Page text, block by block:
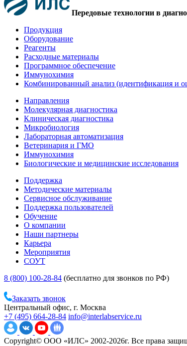
Передовые технологии в
Продукция
Оборудование
Реагенты
Расходные материалы
Программное обеспечение
Иммунохимия
Комбинированный анализ (идентификация и
Направления
Молекулярная диагностика
Клиническая диагностика
Микробиология
Лабораторная автоматизация
Ветеринария и ГМО
Иммунохимия
Биологические и медицинские исследования
Поддержка
Методические материалы
Сервисное обслуживание
Поддержка пользователей
Обучение
О компании
Наши партнеры
Карьера
Мероприятия
СОУТ
8 (800) 100-28-84 (бесплатно для звонков по РФ)
Заказать звонок
Центральный офис, г. Москва
+7 (495) 664-28-84 info@interlabservice.ru
Copyright© ООО «ИЛС» 2002-2026г. Все права